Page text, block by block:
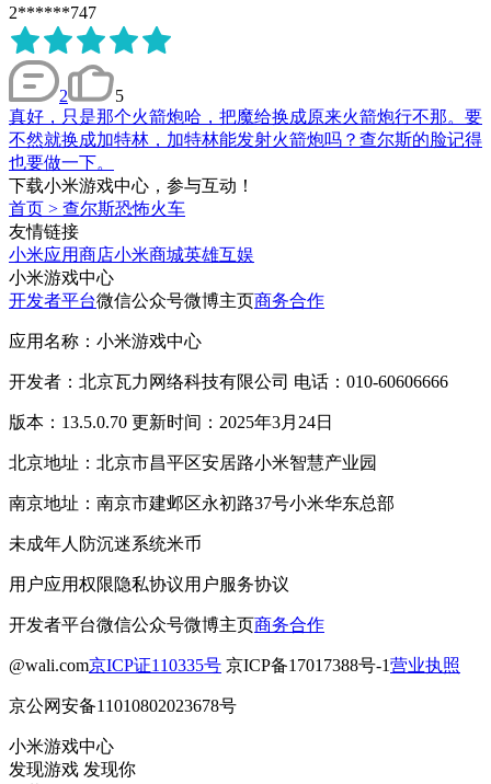
2******747
2
5
真好，只是那个火箭炮哈，把魔给换成原来火箭炮行不那。要
不然就换成加特林，加特林能发射火箭炮吗？查尔斯的脸记得
也要做一下。
下载小米游戏中心，参与互动！
首页 > 查尔斯恐怖火车
友情链接
小米应用商店小米商城英雄互娱
小米游戏中心
开发者平台微信公众号微博主页商务合作
应用名称：小米游戏中心
开发者：北京瓦力网络科技有限公司 电话：010-60606666
版本：13.5.0.70 更新时间：2025年3月24日
北京地址：北京市昌平区安居路小米智慧产业园
南京地址：南京市建邺区永初路37号小米华东总部
未成年人防沉迷系统米币
用户应用权限隐私协议用户服务协议
开发者平台微信公众号微博主页商务合作
@wali.com京ICP证110335号 京ICP备17017388号-1营业执照
京公网安备11010802023678号
小米游戏中心
发现游戏 发现你